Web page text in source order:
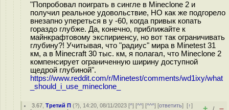
"Попробовал поиграть в сингле в Mineclone 2 и
получил реальное удовольствие, НО как же подгорело
внезапно упереться в y -60, когда привык копать
гораздо глубже. Да, конечно, приближайте к
майнкрафтовому экспириенсу, но вот так ограничивать
глубину?! Учитывая, что "радиус" мира в Minetest 31
км, а в Minecraft 30 тыс. км, я полагал, что Mineclone 2
компенсирует ограниченную ширину доступной
щедрой глубиной".
https://www.reddit.com/r/Minetest/comments/wd1ixy/what
_should_i_use_mineclone_
3.67 ,Третий П (?), 14:20, 08/11/2023 [^] [^^] [^^^] [ответить][↑]
+ –